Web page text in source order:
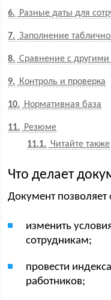
6 Разные даты для
7 Заполнение
8 Сравнение с
9 Контроль и проверка
10 Нормативная база
11
Резюме
11.1
Читайте также
Что делает
Документ
изменить
сотрудникам;
провести
работников;